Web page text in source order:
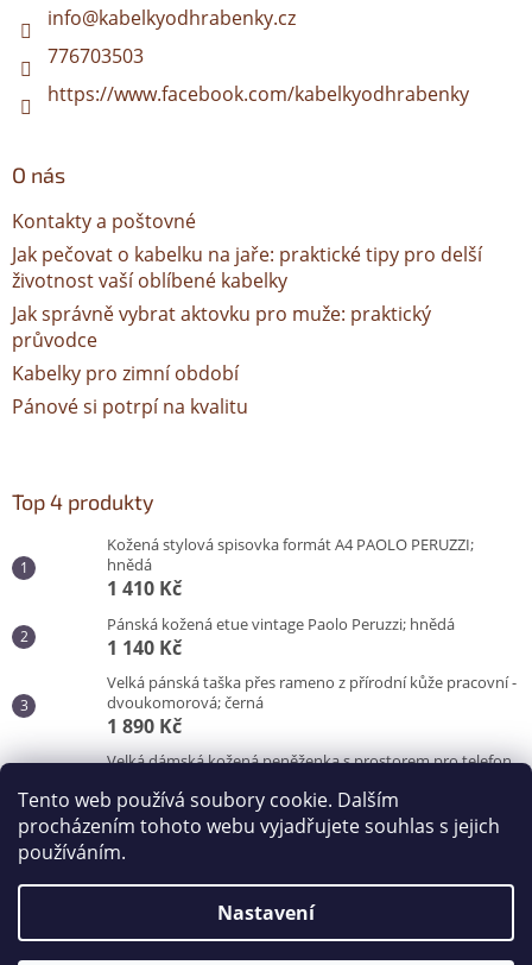
Tento web používá soubory cookie. Dalším
procházením tohoto webu vyjadřujete souhlas s jejich
používáním.
Nastavení
info@kabelkyodhrabenky.cz
776703503
https://www.facebook.com/kabelkyodhrabenky
O nás
Kontakty a poštovné
Jak pečovat o kabelku na jaře: praktické tipy pro delší
životnost vaší oblíbené kabelky
Jak správně vybrat aktovku pro muže: praktický
průvodce
Kabelky pro zimní období
Pánové si potrpí na kvalitu
Top 4 produkty
Kožená stylová spisovka formát A4 PAOLO PERUZZI;
hnědá
1 410 Kč
Pánská kožená etue vintage Paolo Peruzzi; hnědá
1 140 Kč
Velká pánská taška přes rameno z přírodní kůže pracovní -
dvoukomorová; černá
1 890 Kč
Velká dámská kožená peněženka s prostorem pro telefon
870 Kč
Vytvořil Shoptet